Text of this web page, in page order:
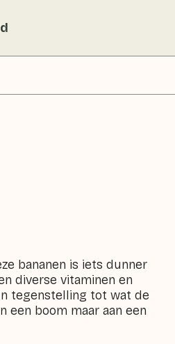
bananen is iets dunner
diverse vitaminen en
tegenstelling tot wat de
een boom maar aan een